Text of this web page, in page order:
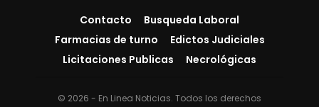
Contacto
Busqueda Laboral
Farmacias de turno
Edictos Judiciales
Licitaciones Publicas
Necrológicas
© 2026 - En Linea Noticias. Todos los derechos